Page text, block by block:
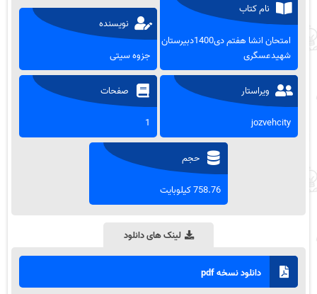
نام کتاب
امتحان انشا هفتم دی1400دبیرستان
شهیدعسگری
نویسنده
جزوه سیتی
ویراستار
jozvehcity
صفحات
1
حجم
758.76 کیلوبایت
لینک های دانلود
دانلود نسخه pdf